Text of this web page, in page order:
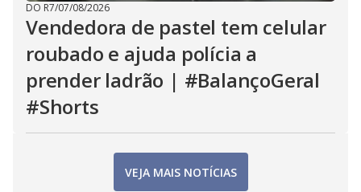
DO R7/07/08/2026
Vendedora de pastel tem celular
roubado e ajuda polícia a
prender ladrão | #BalançoGeral
#Shorts
VEJA MAIS NOTÍCIAS